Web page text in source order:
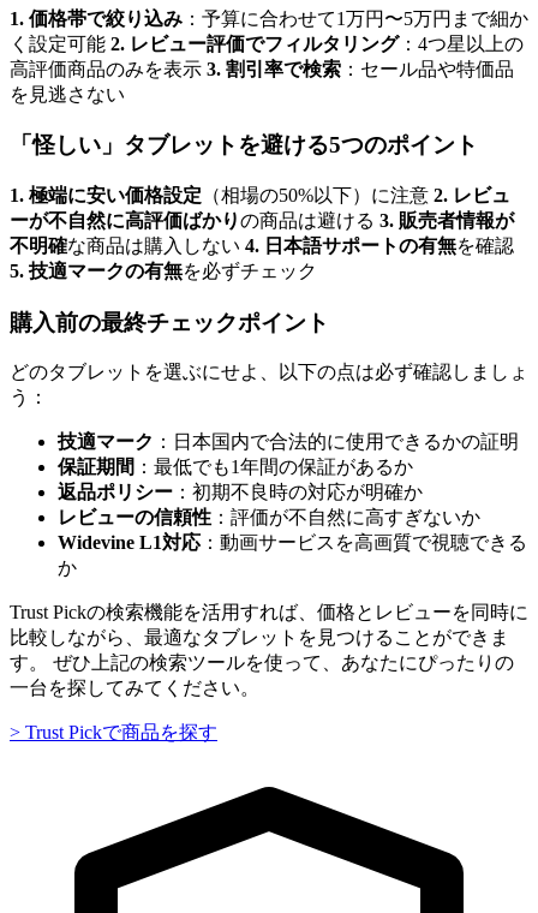
1. 価格帯で絞り込み ：予算に合わせて1万円〜5万円まで細か
く設定可能 2. レビュー評価でフィルタリング：4つ星以上の
高評価商品のみを表示 3. 割引率で検索 ：セール品や特価品
を見逃さない
「怪しい」タブレットを避ける5つのポイント
1. 極端に安い価格設定 （相場の50%以下）に注意 2. レビュ
ーが不自然に高評価ばかりの商品は避ける 3. 販売者情報が
不明確な商品は購入しない 4. 日本語サポートの有無を確認
5. 技適マークの有無を必ずチェック
購入前の最終チェックポイント
どのタブレットを選ぶにせよ、以下の点は必ず確認しましょ
う：
技適マーク ：日本国内で合法的に使用できるかの証明
保証期間 ：最低でも1年間の保証があるか
返品ポリシー ：初期不良時の対応が明確か
レビューの信頼性 ：評価が不自然に高すぎないか
Widevine L1対応 ：動画サービスを高画質で視聴できる
か
Trust Pickの検索機能を活用すれば、価格とレビューを同時に
比較しながら、最適なタブレットを見つけることができま
す。 ぜひ上記の検索ツールを使って、あなたにぴったりの
一台を探してみてください。
> Trust Pickで商品を探す